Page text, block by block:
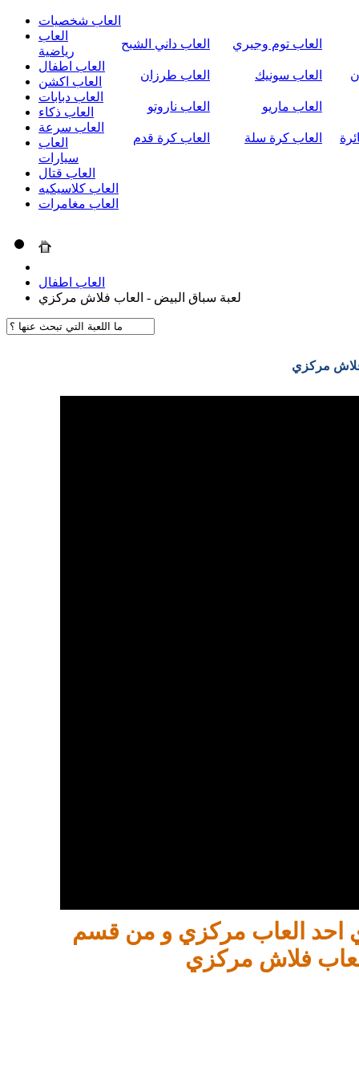
العاب شخصيات
العاب توم وجيري
العاب داني الشبح
العاب سونيك العاب طرزان
العاب ماريو العاب ناروتو
العاب
رياضية
العاب كرة سلة العاب كرة قدم
العاب اطفال
العاب اكشن
العاب دبابات
العاب ذكاء
العاب سرعة
العاب
سيارات
العاب قتال
العاب كلاسيكيه
العاب مغامرات
العاب اطفال
لعبة سباق البيض - العاب فلاش مركزي
فلاش مركزي
احد العاب مركزي و من قسم
فلاش مركزي